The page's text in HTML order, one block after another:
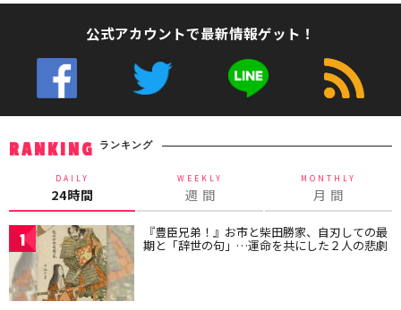
公式アカウントで最新情報ゲット！
RANKING ランキング
DAILY
24時間
WEEKLY
週 間
MONTHLY
月 間
1 『豊臣兄弟！』お市と柴田勝家、自刃しての最
期と「辞世の句」…運命を共にした２人の悲劇